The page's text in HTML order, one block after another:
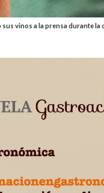
vinos a la prensa durante